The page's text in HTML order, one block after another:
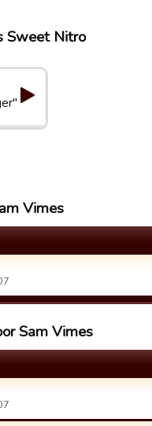
Sweet Nitro
Vimes
Sam Vimes